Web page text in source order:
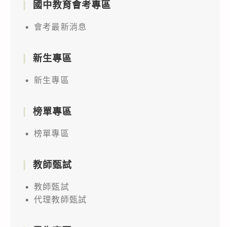
國中教育會考專區
會考最新消息
新生專區
新生專區
榜單專區
榜單專區
教師甄試
教師甄試
代理教師甄試